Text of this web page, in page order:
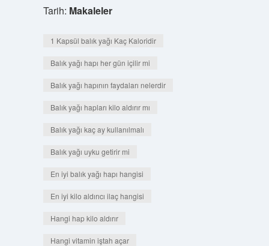
Tarih: Makaleler
1 Kapsül balık yağı Kaç Kaloridir
Balık yağı hapı her gün içilir mi
Balık yağı hapının faydaları nelerdir
Balık yağı hapları kilo aldırır mı
Balık yağı kaç ay kullanılmalı
Balık yağı uyku getirir mi
En iyi balık yağı hapı hangisi
En iyi kilo aldırıcı ilaç hangisi
Hangi hap kilo aldırır
Hangi vitamin iştah açar